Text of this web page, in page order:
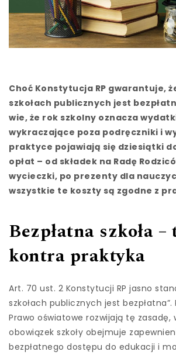
Choć Konstytucja RP gwarantuje,
szkołach publicznych jest
wie, że rok szkolny oznacza
wykraczające poza podręczniki i
praktyce pojawiają się dziesiątki
opłat – od składek na Radę
wycieczki, po prezenty dla
wszystkie te koszty są zgodne z
Bezpłatna szkoła
kontra praktyka
Art. 70 ust. 2 Konstytucji RP jasno
szkołach publicznych jest bezpłatna”.
Prawo oświatowe rozwijają tę zasadę,
obowiązek szkoły obejmuje
bezpłatnego dostępu do edukacji i